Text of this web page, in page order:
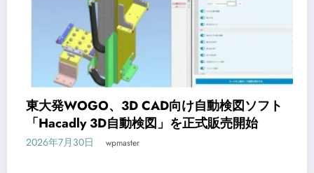
図ソフト
売開始
オンライン研修サービス「
CAD入門コースが新登場